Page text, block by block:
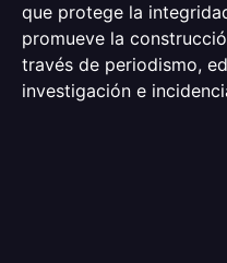
que protege la
promueve la
través de periodismo,
investigación e